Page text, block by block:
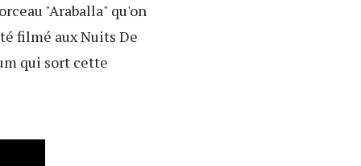
"Araballa" qu'on
filmé aux Nuits De
qui sort cette